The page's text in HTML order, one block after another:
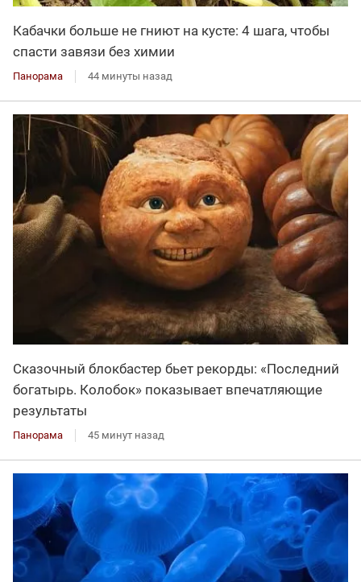
Кабачки больше не гниют на кусте: 4 шага, чтобы
спасти завязи без химии
Панорама 44 минуты назад
Сказочный блокбастер бьет рекорды: «Последний
богатырь. Колобок» показывает впечатляющие
результаты
Панорама 45 минут назад